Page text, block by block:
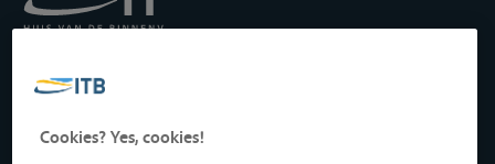
Transport par Batellerie
Drukpersstraat 19
1000 Bruxelles, Belgique
Cookies? Yes, cookies!